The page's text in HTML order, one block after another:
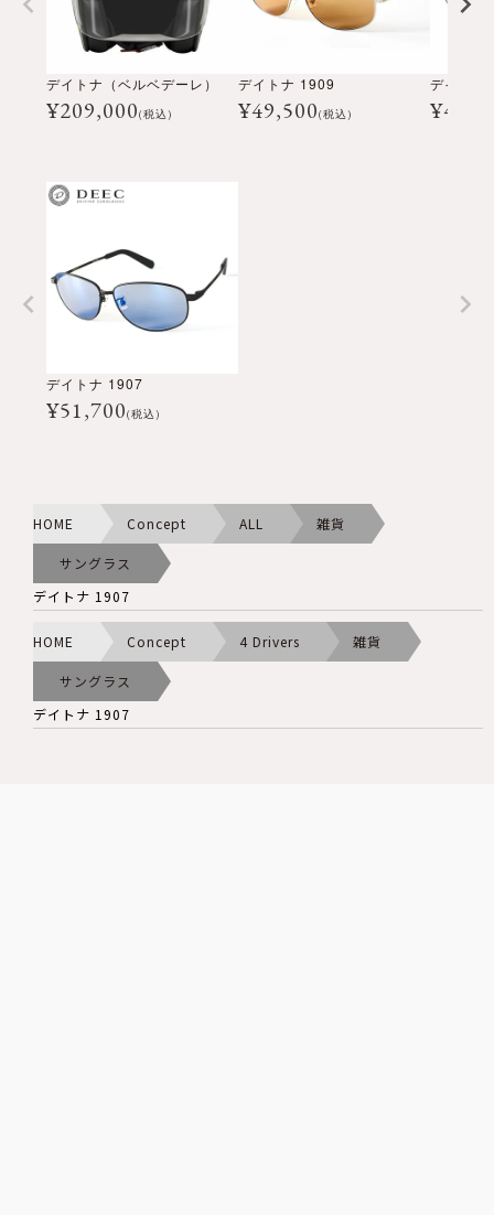
デイトナ（ベルベデーレ）
¥209,000(税込)
デイトナ 1909
¥49,500(税込)
デイトナ
¥
デイトナ 1907
¥51,700(税込)
HOME Concept ALL 雑貨
サングラス
デイトナ 1907
HOME Concept 4 Drivers 雑貨
サングラス
デイトナ 1907